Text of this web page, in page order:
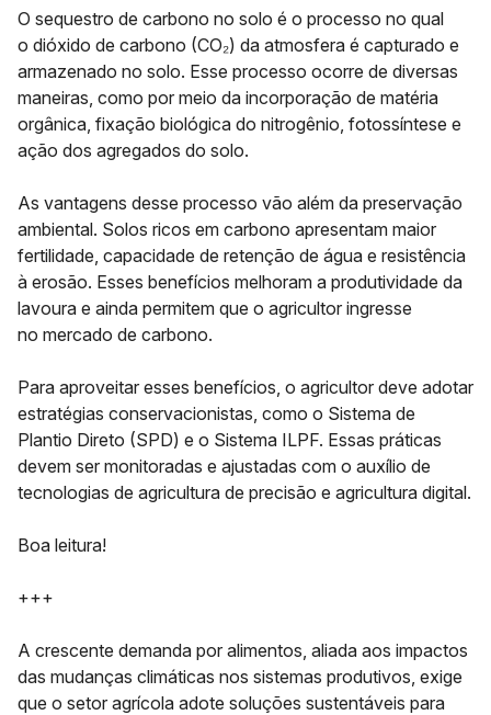
O sequestro de carbono no solo é o processo no qual
o dióxido de carbono (CO₂) da atmosfera é capturado e
armazenado no solo. Esse processo ocorre de diversas
maneiras, como por meio da incorporação de matéria
orgânica, fixação biológica do nitrogênio, fotossíntese e
ação dos agregados do solo.
As vantagens desse processo vão além da preservação
ambiental. Solos ricos em carbono apresentam maior
fertilidade, capacidade de retenção de água e resistência
à erosão. Esses benefícios melhoram a produtividade da
lavoura e ainda permitem que o agricultor ingresse
no mercado de carbono.
Para aproveitar esses benefícios, o agricultor deve adotar
estratégias conservacionistas, como o Sistema de
Plantio Direto (SPD) e o Sistema ILPF. Essas práticas
devem ser monitoradas e ajustadas com o auxílio de
tecnologias de agricultura de precisão e agricultura digital.
Boa leitura!
+++
A crescente demanda por alimentos, aliada aos impactos
das mudanças climáticas nos sistemas produtivos, exige
que o setor agrícola adote soluções sustentáveis para